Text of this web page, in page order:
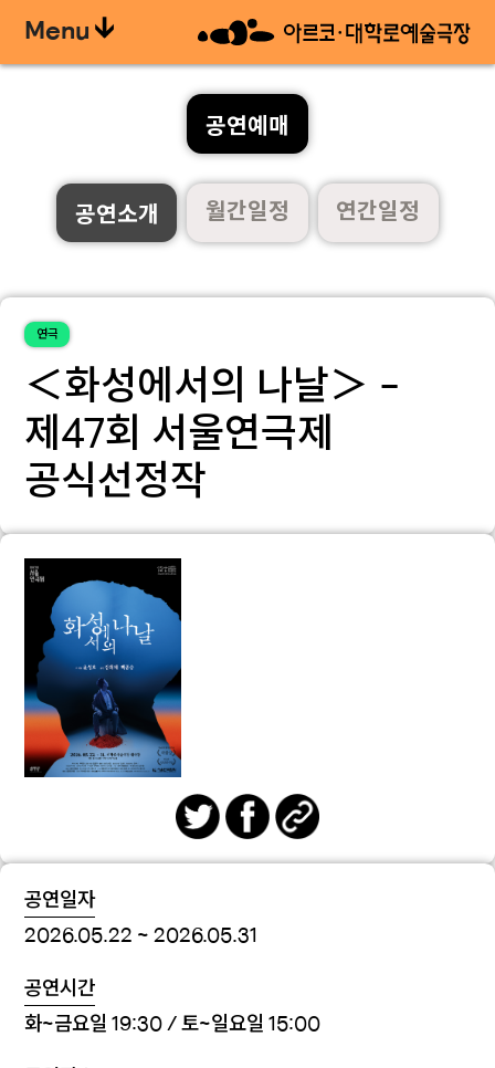
Menu
공연예매
공연소개 월간일정 연간일정
연극
＜화성에서의 나날＞ -
제47회 서울연극제
공식선정작
공연일자
2026.05.22 ~ 2026.05.31
공연시간
화~금요일 19:30 / 토~일요일 15:00